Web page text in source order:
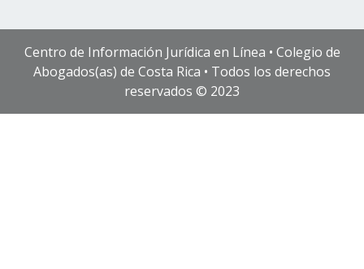
Centro de Información Jurídica en Línea • Colegio de
Abogados(as) de Costa Rica • Todos los derechos
reservados © 2023